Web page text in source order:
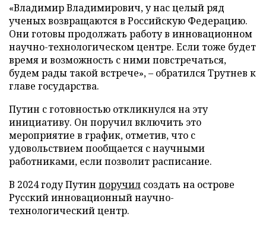
«Владимир Владимирович, у нас целый ряд
ученых возвращаются в Российскую Федерацию.
Они готовы продолжать работу в инновационном
научно-технологическом центре. Если тоже будет
время и возможность с ними повстречаться,
будем рады такой встрече», – обратился Трутнев к
главе государства.
Путин с готовностью откликнулся на эту
инициативу. Он поручил включить это
мероприятие в график, отметив, что с
удовольствием пообщается с научными
работниками, если позволит расписание.
В 2024 году Путин поручил создать на острове
Русский инновационный научно-
технологический центр.